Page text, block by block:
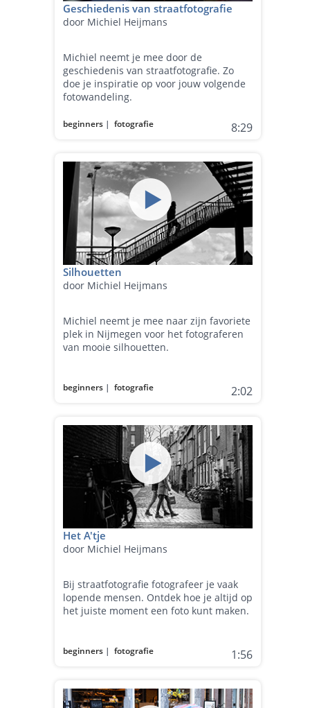
Geschiedenis van straatfotografie
door Michiel Heijmans
Michiel neemt je mee door de
geschiedenis van straatfotografie. Zo
doe je inspiratie op voor jouw volgende
fotowandeling.
beginners |fotografie 8:29
Silhouetten
door Michiel Heijmans
Michiel neemt je mee naar zijn favoriete
plek in Nijmegen voor het fotograferen
van mooie silhouetten.
beginners |fotografie 2:02
Het A'tje
door Michiel Heijmans
Bij straatfotografie fotografeer je vaak
lopende mensen. Ontdek hoe je altijd op
het juiste moment een foto kunt maken.
beginners |fotografie 1:56